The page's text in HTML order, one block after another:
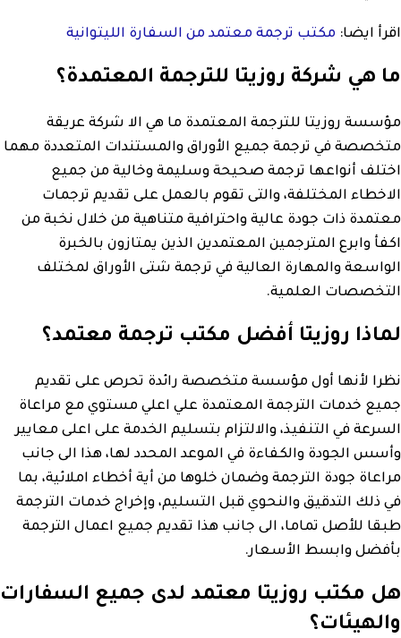
اقرأ ايضا: مكتب ترجمة معتمد من السفارة الليتوانية
ما هي شركة روزيتا للترجمة المعتمدة؟
مؤسسة روزيتا للترجمة المعتمدة ما هي الا شركة عريقة
متخصصة في ترجمة جميع الأوراق والمستندات المتعددة مهما
اختلف أنواعها ترجمة صحيحة وسليمة وخالية من جميع
الاخطاء المختلفة، والتى تقوم بالعمل على تقديم ترجمات
معتمدة ذات جودة عالية واحترافية متناهية من خلال نخبة من
اكفأ وابرع المترجمين المعتمدين الذين يمتازون بالخبرة
الواسعة والمهارة العالية في ترجمة شتى الأوراق لمختلف
التخصصات العلمية.
لماذا روزيتا أفضل مكتب ترجمة معتمد؟
نظرا لأنها أول مؤسسة متخصصة رائدة تحرص على تقديم
جميع خدمات الترجمة المعتمدة علي اعلي مستوي مع مراعاة
السرعة في التنفيذ، والالتزام بتسليم الخدمة على اعلى معايير
وأسس الجودة والكفاءة في الموعد المحدد لها، هذا الى جانب
مراعاة جودة الترجمة وضمان خلوها من أية أخطاء املائية، بما
في ذلك التدقيق والنحوي قبل التسليم، وإخراج خدمات الترجمة
طبقا للأصل تماما، الى جانب هذا تقديم جميع اعمال الترجمة
بأفضل وابسط الأسعار.
هل مكتب روزيتا معتمد لدى جميع السفارات
والهيئات؟